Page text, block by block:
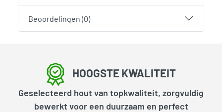
Beoordelingen (0)
HOOGSTE KWALITEIT
Geselecteerd hout van topkwaliteit, zorgvuldig
bewerkt voor een duurzaam en perfect